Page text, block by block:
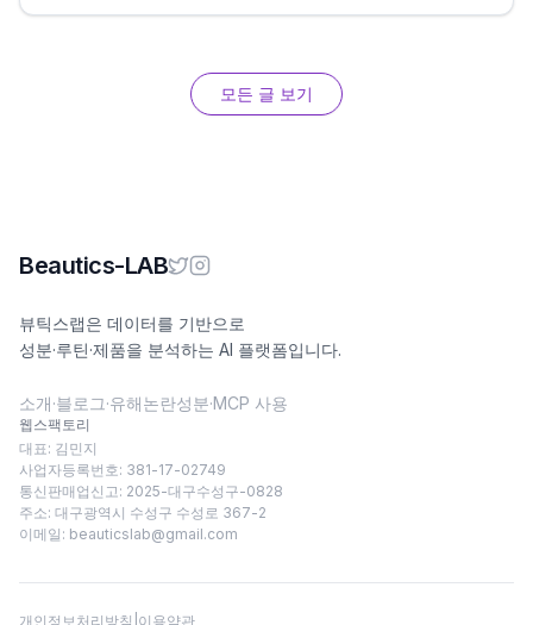
모든 글 보기
Beautics-LAB
뷰틱스랩은 데이터를 기반으로
성분·루틴·제품을 분석하는 AI 플랫폼입니다.
소개·블로그·유해논란성분·MCP 사용
웹스팩토리
대표: 김민지
사업자등록번호: 381-17-02749
통신판매업신고: 2025-대구수성구-0828
주소: 대구광역시 수성구 수성로 367-2
이메일: beauticslab@gmail.com
개인정보처리방침 이용약관